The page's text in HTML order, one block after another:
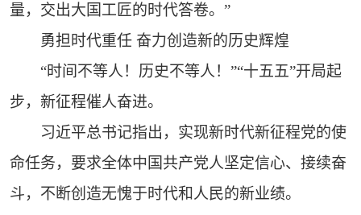
量，交出大国工匠的时代答卷。”
勇担时代重任 奋力创造新的历史辉煌
“时间不等人！历史不等人！”“十五五”开局起
步，新征程催人奋进。
习近平总书记指出，实现新时代新征程党的使
命任务，要求全体中国共产党人坚定信心、接续奋
斗，不断创造无愧于时代和人民的新业绩。